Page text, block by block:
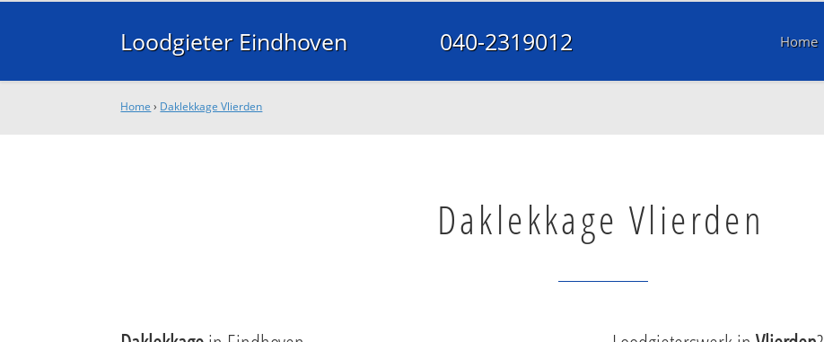
Loodgieter Eindhoven 040-2319012 Home
Home › Daklekkage Vlierden
Daklekkage Vlierden